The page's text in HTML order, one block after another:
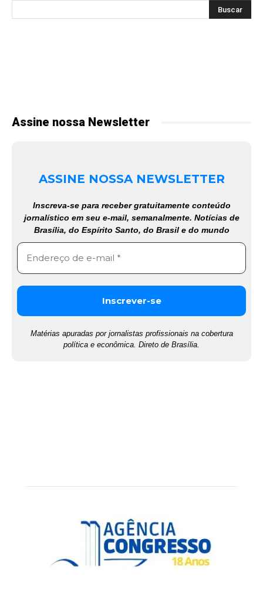
Assine nossa Newsletter
ASSINE NOSSA NEWSLETTER
Inscreva-se para receber gratuitamente conteúdo
jornalístico em seu e-mail, semanalmente. Notícias de
Brasília, do Espírito Santo, do Brasil e do mundo
Matérias apuradas por jornalistas profissionais na cobertura
política e econômica. Direto de Brasília.